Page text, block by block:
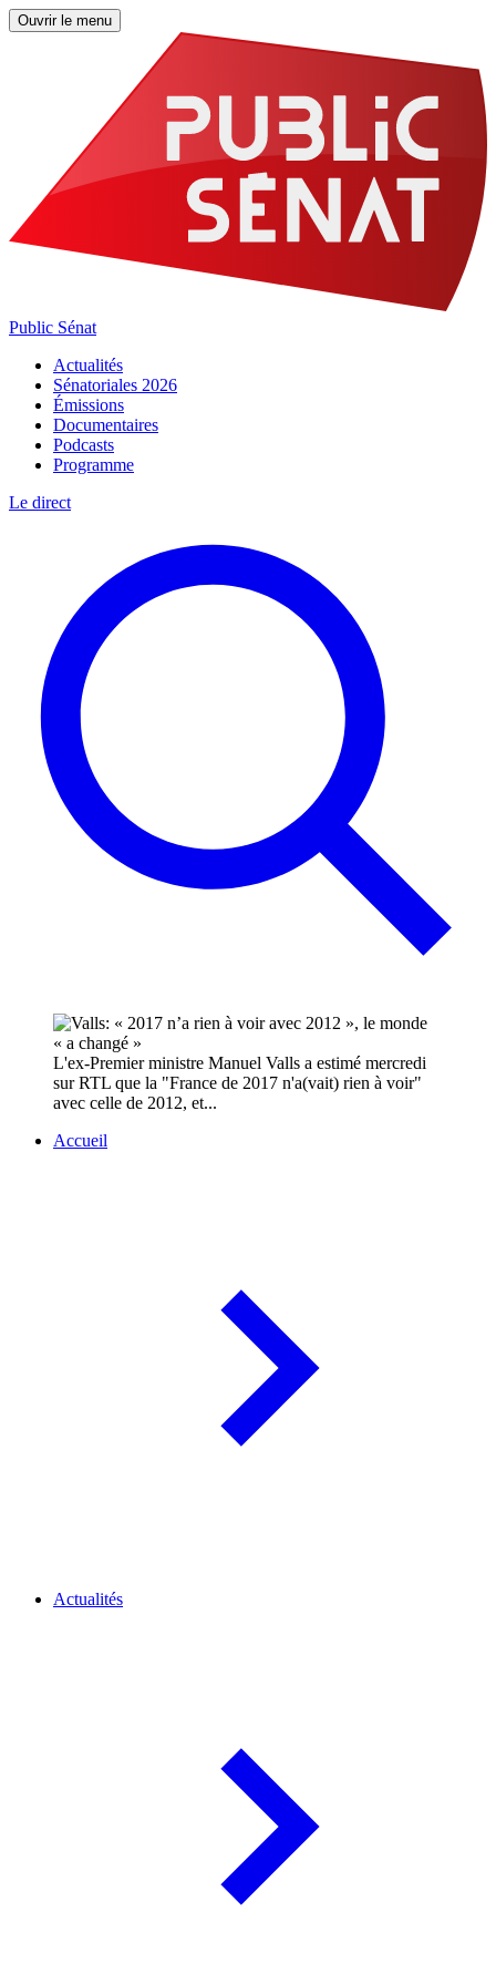
Ouvrir le menu
Public Sénat
Actualités
Sénatoriales 2026
Émissions
Documentaires
Podcasts
Programme
Le direct
L'ex-Premier ministre Manuel Valls a estimé mercredi
sur RTL que la "France de 2017 n'a(vait) rien à voir"
avec celle de 2012, et...
Accueil
Actualités